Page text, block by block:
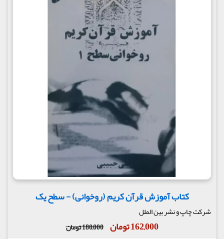
کتاب آموزش قرآن کریم (روخوانی) - سطح یک
شرکت چاپ و نشر بین الملل
162,000 تومان 180,000 تومان